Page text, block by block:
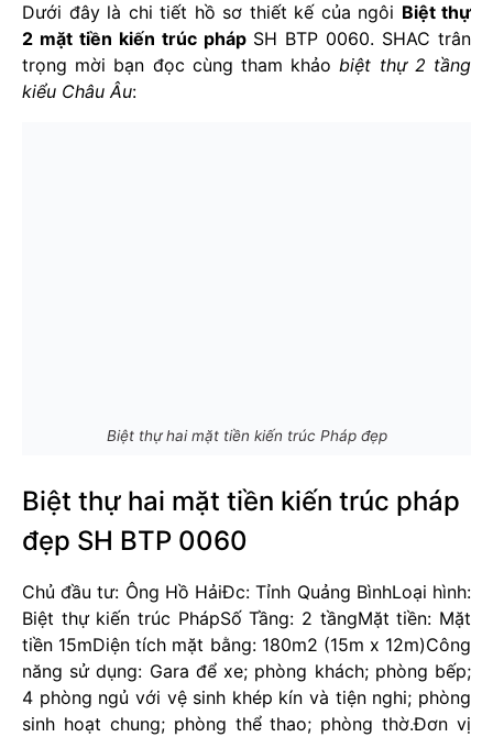
Dưới đây là chi tiết hồ sơ thiết kế của ngôi Biệt thự
2 mặt tiền kiến trúc phápSH BTP 0060. SHAC trân
trọng mời bạn đọc cùng tham khảobiệt thự 2 tầng
kiểu Châu Âu:
Biệt thự hai mặt tiền kiến trúc Pháp đẹp
Biệt thự hai mặt tiền kiến trúc pháp
đẹp SH BTP 0060
Chủ đầu tư: Ông Hồ HảiĐc: Tỉnh Quảng BìnhLoại hình:
Biệt thự kiến trúc PhápSố Tầng: 2 tầngMặt tiền: Mặt
tiền 15mDiện tích mặt bằng: 180m2 (15m x 12m)Công
năng sử dụng: Gara để xe; phòng khách; phòng bếp;
4 phòng ngủ với vệ sinh khép kín và tiện nghi; phòng
sinh hoạt chung; phòng thể thao; phòng thờ.Đơn vị